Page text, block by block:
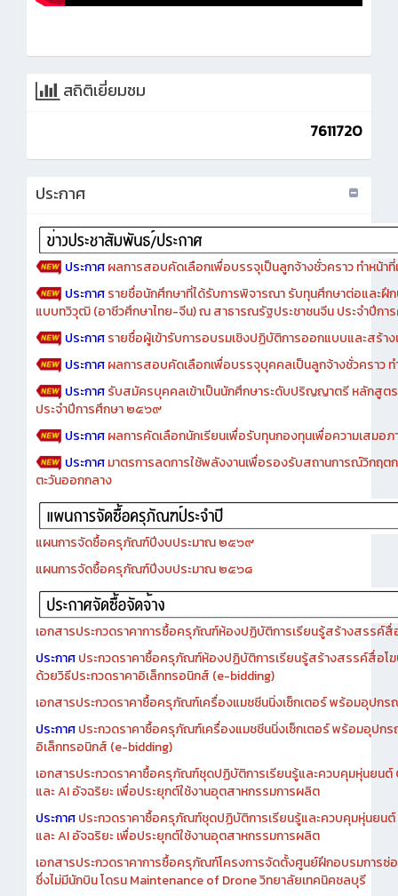
สถิติเยี่ยมชม
7611720
ประกาศ
ประกาศผลการสอบคัดเลือกเพื่อบรรจุเป็นลูกจ้างชั่วคราว ทำหน้าที่
ประกาศรายชื่อนักศึกษาที่ได้รับการพิจารณา รับทุนศึกษาต่อและฝึ
แบบทวิวุฒิ (อาชีวศึกษาไทย-จีน) ณ สาธารณรัฐประชาชนจีน ประจำปีก
ประกาศรายชื่อผู้เข้ารับการอบรมเชิงปฏิบัติการออกแบบและสร้า
ประกาศผลการสอบคัดเลือกเพื่อบรรจุบุคคลเป็นลูกจ้างชั่วคราว ท
ประกาศรับสมัครบุคคลเข้าเป็นนักศึกษาระดับปริญญาตรี หลักสูต
ประจำปีการศึกษา ๒๕๖๙
ประกาศผลการคัดเลือกนักเรียนเพื่อรับทุนกองทุนเพื่อความเสมอ
ประกาศมาตรการลดการใช้พลังงานเพื่อรองรับสถานการณ์วิกฤ
ตะวันออกกลาง
แผนการจัดซื้อครุภัณฑ์ปีงบประมาณ ๒๕๖๙
แผนการจัดซื้อครุภัณฑ์ปีงบประมาณ ๒๕๖๘
เอกสารประกวดราคาการซื้อครุภัณฑ์ห้องปฏิบัติการเรียนรู้สร้างสรรค์
ประกาศประกวดราคาซื้อครุภัณฑ์ห้องปฏิบัติการเรียนรู้สร้างสรรค์สื่อโ
ด้วยวิธีประกวดราคาอิเล็กทรอนิกส์ (e-bidding)
เอกสารประกวดราคาซื้อครุภัณฑ์เครื่องแมชชีนนิ่งเซ็กเตอร์ พร้อมอุปก
ประกาศประกวดราคาซื้อครุภัณฑ์เครื่องแมชชีนนิ่งเซ็กเตอร์ พร้อมอุปก
อิเล็กทรอนิกส์ (e-bidding)
เอกสารประกวดราคาซื้อครุภัณฑ์ชุดปฏิบัติการเรียนรู้และควบคุมหุ่นยน
และ AI อัจฉริยะ เพื่อประยุกต์ใช้งานอุตสาหกรรมการผลิต
ประกาศประกวดราคาซื้อครุภัณฑ์ชุดปฏิบัติการเรียนรู้และควบคุมหุ่นยน
และ AI อัจฉริยะ เพื่อประยุกต์ใช้งานอุตสาหกรรมการผลิต
เอกสารประกวดราคาการซื้อครุภัณฑ์โครงการจัดตั้งศูนย์ฝึกอบรมการซ่
ซึ่งไม่มีนักบิน โดรน Maintenance of Drone วิทยาลัยเทคนิคชลบุรี